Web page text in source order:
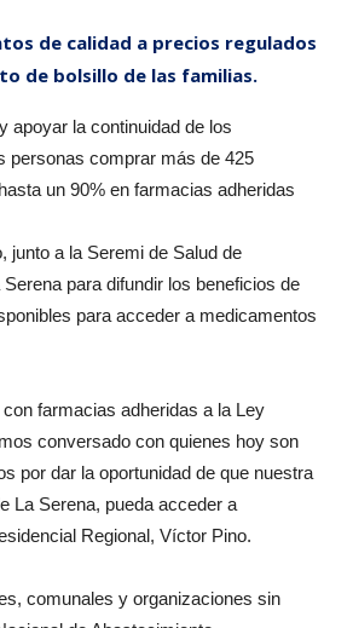
de calidad a precios regulados
de bolsillo de las familias.
apoyar la continuidad de los
personas comprar más de 425
un 90% en farmacias adheridas
junto a la Seremi de Salud de
para difundir los beneficios de
para acceder a medicamentos
farmacias adheridas a la Ley
conversado con quienes hoy son
por dar la oportunidad de que nuestra
La Serena, pueda acceder a
Regional, Víctor Pino.
comunales y organizaciones sin